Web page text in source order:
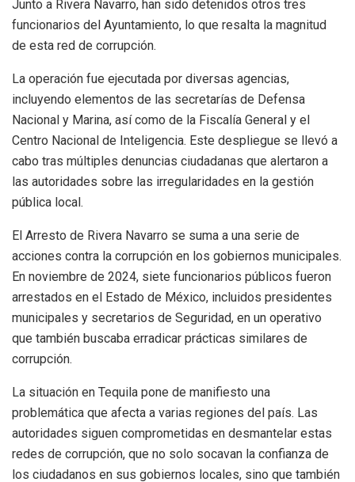
Junto a Rivera Navarro, han sido detenidos otros tres
funcionarios del Ayuntamiento, lo que resalta la magnitud
de esta red de corrupción.
La operación fue ejecutada por diversas agencias,
incluyendo elementos de las secretarías de Defensa
Nacional y Marina, así como de la Fiscalía General y el
Centro Nacional de Inteligencia. Este despliegue se llevó a
cabo tras múltiples denuncias ciudadanas que alertaron a
las autoridades sobre las irregularidades en la gestión
pública local.
El Arresto de Rivera Navarro se suma a una serie de
acciones contra la corrupción en los gobiernos municipales.
En noviembre de 2024, siete funcionarios públicos fueron
arrestados en el Estado de México, incluidos presidentes
municipales y secretarios de Seguridad, en un operativo
que también buscaba erradicar prácticas similares de
corrupción.
La situación en Tequila pone de manifiesto una
problemática que afecta a varias regiones del país. Las
autoridades siguen comprometidas en desmantelar estas
redes de corrupción, que no solo socavan la confianza de
los ciudadanos en sus gobiernos locales, sino que también